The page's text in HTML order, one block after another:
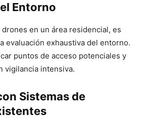
Entorno
en un área residencial, es
evaluación exhaustiva del entorno.
puntos de acceso potenciales y
vigilancia intensiva.
Sistemas de